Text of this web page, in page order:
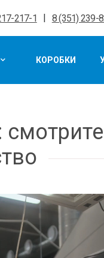
217-1 | 8 (351) 239-
КОРОБКИ